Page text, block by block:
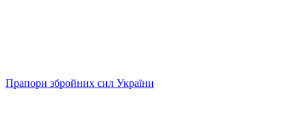
Прапори збройних сил України